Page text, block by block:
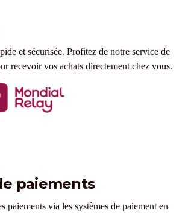
et sécurisée. Profitez de notre service de
recevoir vos achats directement chez vous.
paiements
paiements via les systèmes de paiement en